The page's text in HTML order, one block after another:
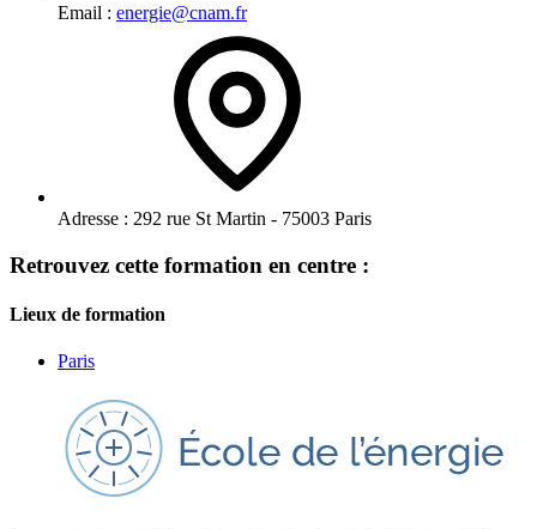
Email : energie@cnam.fr
Adresse : 292 rue St Martin - 75003 Paris
Retrouvez cette formation en centre :
Lieux de formation
Paris